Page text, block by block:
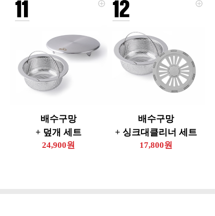
배수구망
+ 덮개 세트
24,900원
배수구망
+ 싱크대클리너 세트
17,800원